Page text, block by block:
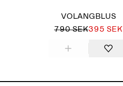
VOLANGBLUS
790 SEK395 SEK